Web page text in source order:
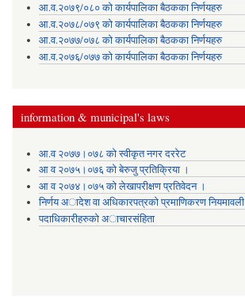
आ.व.२०७९/०८० को कार्यपालिका बैठकका निर्णयहरु
आ.व.२०७८/०७९ को कार्यपालिका बैठकका निर्णयहरु
आ.व.२०७७/०७८ को कार्यपालिका बैठकका निर्णयहरु
आ.व.२०७६/०७७ को कार्यपालिका बैठकका निर्णयहरु
information & municipal's laws
आ.व २०७७।०७८ को स्वीकृत नगर दररेट
आ व २०७५।०७६ को बेरुजु प्रतिक्रिया ।
आ व २०७४।०७५ काे लेखापरीक्षण प्रतिवेदन ।
निर्णय अादेश वा अधिकारपत्रकाे प्रमाणिकरण नियमावली
पदाधिकारीहरुको अाचारसंहिता